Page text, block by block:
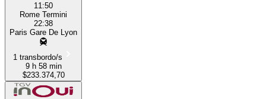
11:50
Rome Termini
22:38
Paris Gare De Lyon
1 transbordo/s
9 h 58 min
$233.374,70